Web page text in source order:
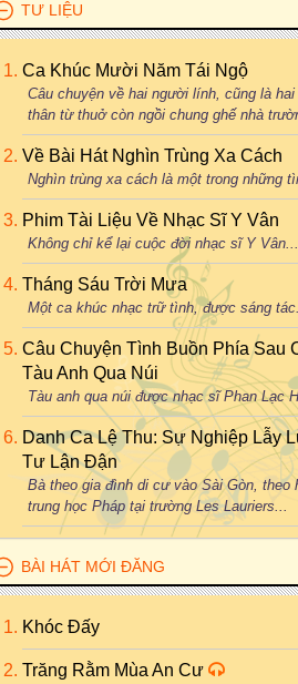
TƯ LIỆU
Ca Khúc Mười Năm Tái Ngộ
Câu chuyện về hai người lính, cũng là
thân từ thuở còn ngồi chung ghế nhà
Về Bài Hát Nghìn Trùng Xa Cách
Nghìn trùng xa cách là một trong những
Phim Tài Liệu Về Nhạc Sĩ Y Vân
Không chỉ kể lại cuộc đời nhạc sĩ Y Vân...
Tháng Sáu Trời Mưa
Một ca khúc nhạc trữ tình, được sáng
Câu Chuyện Tình Buồn Phía Sau
Tàu Anh Qua Núi
Tàu anh qua núi được nhạc sĩ Phan Lạc
Danh Ca Lệ Thu: Sự Nghiệp Lẫy
Tư Lận Đận
Bà theo gia đình di cư vào Sài Gòn, theo
trung học Pháp tại trường Les Lauriers...
BÀI HÁT MỚI ĐĂNG
Khóc Đấy
Trăng Rằm Mùa An Cư